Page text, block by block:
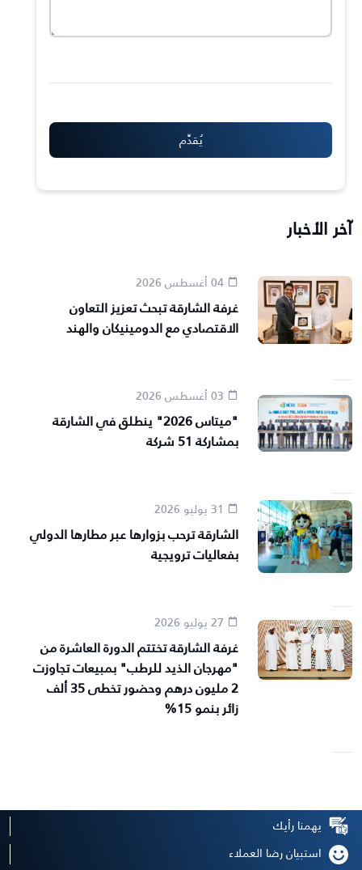
آخر الأخبار
04 أغسطس 2026
غرفة الشارقة تبحث تعزيز التعاون
الاقتصادي مع الدومينيكان والهند
"ميتاس 2026" ينطلق في الشارقة
بمشاركة 51 شركة
الشارقة ترحب بزوارها عبر مطارها الدولي
بفعاليات ترويجية
غرفة الشارقة تختتم الدورة العاشرة من
"مهرجان الذيد للرطب" بمبيعات تجاوزت
2 مليون درهم وحضور تخطى 35 ألف
زائر بنمو 15%
يهمنا رأيك
استبيان رضا العملاء